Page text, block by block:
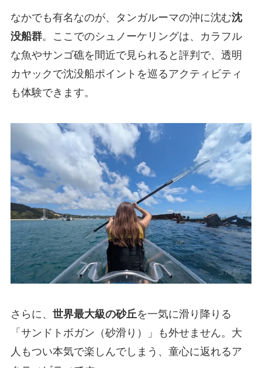
なかでも有名なのが、タンガルーマの沖に沈む沈
没船群。ここでのシュノーケリングは、カラフル
な魚やサンゴ礁を間近で見られると評判で、透明
カヤックで沈没船ポイントを巡るアクティビティ
も体験できます。
さらに、 世界最大級の砂丘を一気に滑り降りる
「サンドトボガン（砂滑り）」も外せません。大
人もつい本気で楽しんでしまう、童心に返れるア